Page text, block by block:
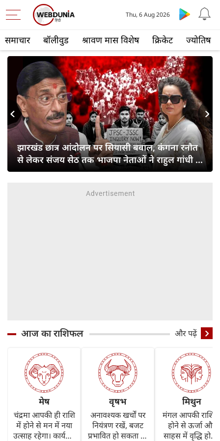
समाचार बॉलीवुड श्रावण मास विशेष क्रिकेट ज्योतिष
Thu, 6 Aug 2026
झारखंड छात्र आंदोलन पर सियासी बवाल, कंगना रनौत
से लेकर संजय सेठ तक भाजपा नेताओं ने राहुल गांधी से
पूछा सवाल
Next
आज का राशिफल और पढ़ें
मेष
चंद्रमा आपकी ही राशि
में होने से मन में नया
उत्साह रहेगा। कार्यक्षेत्र
वृषभ
अनावश्यक खर्चों पर
नियंत्रण रखें, बजट
प्रभावित हो सकता है।
मिथुन
मंगल आपकी राशि
होने से ऊर्जा और
साहस में वृद्धि होगी।